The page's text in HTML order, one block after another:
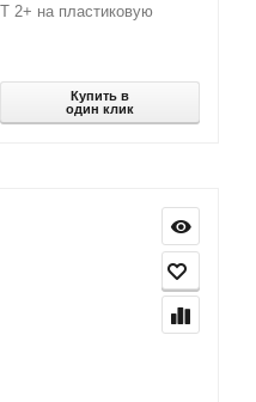
2+ на пластиковую
Купить в
один клик